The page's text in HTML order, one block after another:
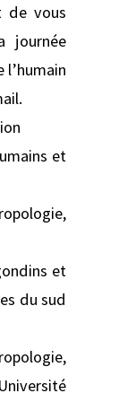
de vous
journée
et
et
du sud